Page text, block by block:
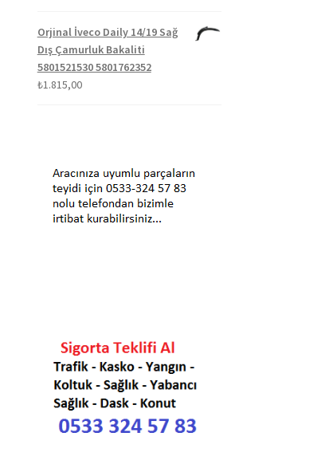
Orjinal İveco Daily 14/19 Sağ
Dış Çamurluk Bakaliti
5801521530 5801762352
₺1.815,00